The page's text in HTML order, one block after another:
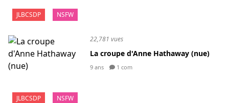
JLBCSDP NSFW
JLBCSDP NSFW
22,781 vues
La croupe d'Anne Hathaway (nue)
9 ans 1 com